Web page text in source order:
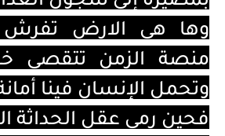
وها هي الارض تفرش
منصة الزمن تتقصى
وتحمل الإنسان فينا
فحين رمى عقل الحداثة